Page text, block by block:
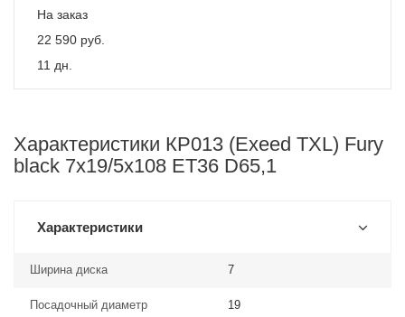
На заказ
22 590 руб.
11 дн.
Характеристики КР013 (Exeed TXL) Fury
black 7x19/5x108 ET36 D65,1
Характеристики
Ширина диска 7
Посадочный диаметр
19